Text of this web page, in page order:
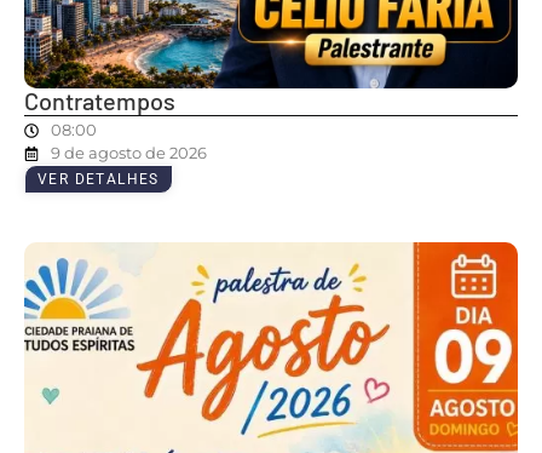
Contratempos
08:00
9 de agosto de 2026
VER DETALHES